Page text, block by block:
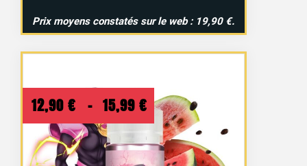
Prix moyens constatés sur le web : 19,90 €.
12,90 € – 15,99 € Plage
de
prix :